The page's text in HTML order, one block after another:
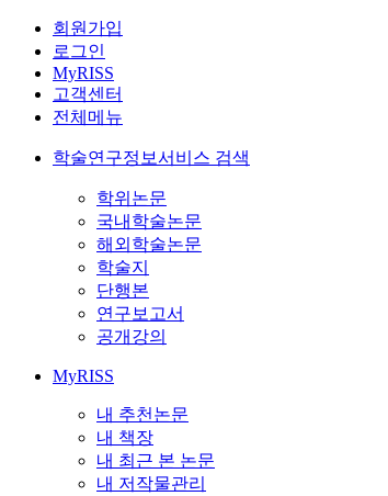
회원가입
로그인
MyRISS
고객센터
전체메뉴
학술연구정보서비스 검색
학위논문
국내학술논문
해외학술논문
학술지
단행본
연구보고서
공개강의
MyRISS
내 추천논문
내 책장
내 최근 본 논문
내 저작물관리